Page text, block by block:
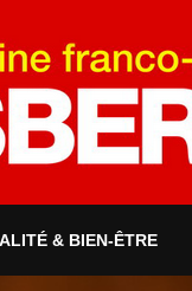
& BIEN-ÊTRE